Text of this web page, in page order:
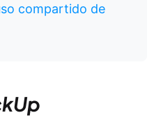
compartido de